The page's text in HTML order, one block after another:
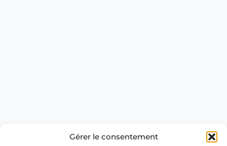
Gérer le consentement